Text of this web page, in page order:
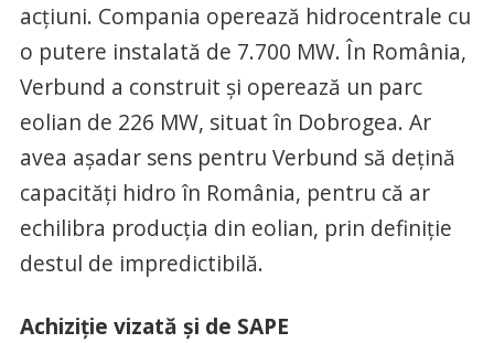
acţiuni. Compania operează hidrocentrale cu
o putere instalată de 7.700 MW. În România,
Verbund a construit şi operează un parc
eolian de 226 MW, situat în Dobrogea. Ar
avea aşadar sens pentru Verbund să deţină
capacităţi hidro în România, pentru că ar
echilibra producţia din eolian, prin definiţie
destul de impredictibilă.
Achiziţie vizată şi de SAPE